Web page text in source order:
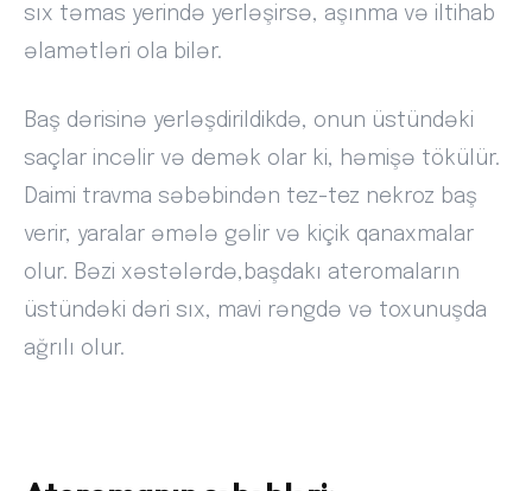
sıx təmas yerində yerləşirsə, aşınma və iltihab
əlamətləri ola bilər.
Baş dərisinə yerləşdirildikdə, onun üstündəki
saçlar incəlir və demək olar ki, həmişə tökülür.
Daimi travma səbəbindən tez-tez nekroz baş
verir, yaralar əmələ gəlir və kiçik qanaxmalar
olur. Bəzi xəstələrdə,başdakı ateromaların
üstündəki dəri sıx, mavi rəngdə və toxunuşda
ağrılı olur.